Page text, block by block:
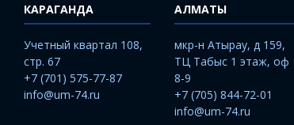
КАРАГАНДА
Учетный квартал 108,
стр. 67
+7 (701) 575-77-87
info@um-74.ru
АЛМАТЫ
мкр-н Атырау, д 159,
ТЦ Табыс 1 этаж, оф
8-9
+7 (705) 844-72-01
info@um-74.ru